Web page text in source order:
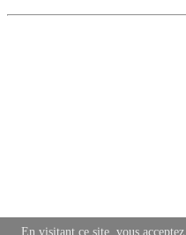
En visitant ce site, vous